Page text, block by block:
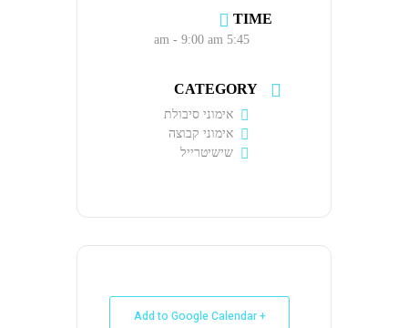
TIME
5:45 am - 9:00 am
CATEGORY
אימוני סיבולת
אימוני קבוצה
שישיטרייל